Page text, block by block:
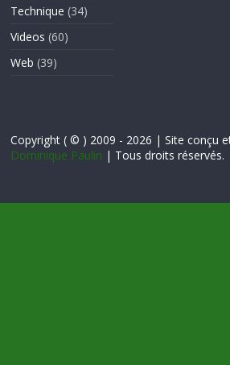
Technique (34)
Videos (60)
Web (39)
Copyright ( © ) 2009 - 2026 | Site conçu
Dominique Paulin | Tous droits réservés.